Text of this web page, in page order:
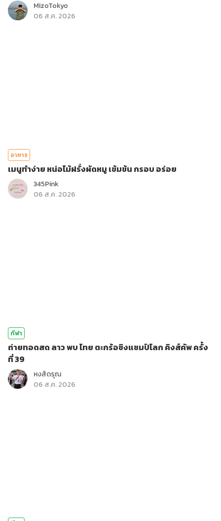
MizoTokyo
06 ส.ค. 2026
อาหาร
เมนูทำง่าย หน่อไม้ฝรั่งผัดหมู เข้มข้น กรอบ อร่อย
345Pink
06 ส.ค. 2026
กีฬา
ถ่ายทอดสด ลาว พบ ไทย ตะกร้อชิงแชมป์โลก คิงส์คัพ ครั้ง
ที่ 39
หงส์ดรุณ
06 ส.ค. 2026